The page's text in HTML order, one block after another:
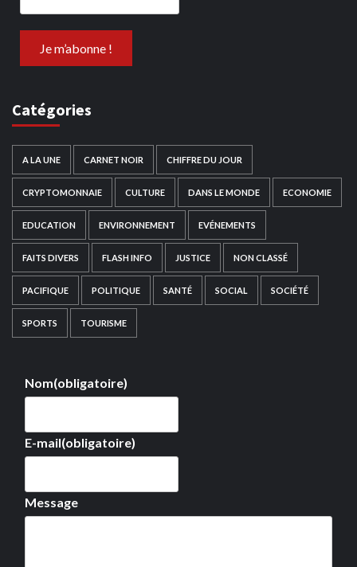
Catégories
A LA UNE CARNET NOIR CHIFFRE DU JOUR
CRYPTOMONNAIE CULTURE DANS LE MONDE ECONOMIE
EDUCATION ENVIRONNEMENT EVÉNEMENTS
FAITS DIVERS FLASH INFO JUSTICE NON CLASSÉ
PACIFIQUE POLITIQUE SANTÉ SOCIAL SOCIÉTÉ
SPORTS TOURISME
Nom(obligatoire)
E-mail(obligatoire)
Message